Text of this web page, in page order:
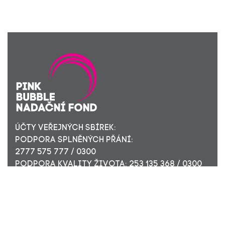
ÚČTY VEŘEJNÝCH SBÍREK:
PODPORA SPLNĚNÝCH PŘÁNÍ:
2777 575 777 / 0300
PODPORA KVALITY ŽIVOTA: 253 135 368 / 0300